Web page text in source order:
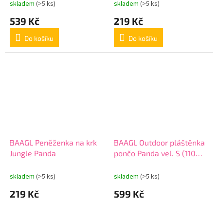
skladem (>5 ks)
539 Kč
Do košíku
skladem (>5 ks)
219 Kč
Do košíku
BAAGL Peněženka na krk
Jungle Panda
skladem (>5 ks)
219 Kč
BAAGL Outdoor pláštěnka
pončo Panda vel. S (110
skladem (>5 ks)
599 Kč